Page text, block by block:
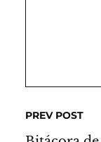
PREV POST